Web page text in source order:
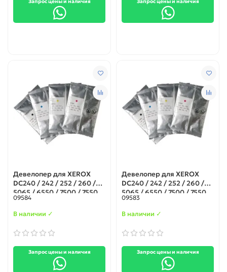
Девелопер для XEROX
DC240 / 242 / 252 / 260 /
5065 / 6550 / 7500 / 7550
Magenta 500гр.
09584
В наличии ✓
Запрос цены и наличия
Девелопер для XEROX
DC240 / 242 / 252 / 260 /
5065 / 6550 / 7500 / 7550
Cyan 500гр.
09583
В наличии ✓
Запрос цены и наличия